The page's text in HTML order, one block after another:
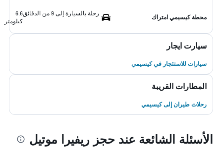
محطة كيسيمي امتراك
رحلة بالسيارة إلى 9 من الدقائق
6.6
كيلومتر
سيارت ايجار
سيارات للاستئجار في كيسيمي
المطارات القريبة
رحلات طيران إلى كيسيمي
الأسئلة الشائعة عند حجز ريفيرا موتيل